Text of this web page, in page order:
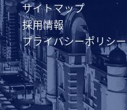
サイトマップ
採用情報
プライバシーポリシー